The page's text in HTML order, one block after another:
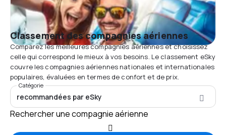
Classement des compagnies aériennes
Comparez les meilleures compagnies aériennes et choisissez
celle qui correspond le mieux à vos besoins. Le classement eSky
couvre les compagnies aériennes nationales et internationales
populaires, évaluées en termes de confort et de prix.
Catégorie
recommandées par eSky
Rechercher une compagnie aérienne